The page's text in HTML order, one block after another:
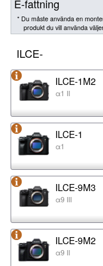
E-fattning
* Du måste använda en
produkt du vill använda
ILCE-
ILCE-1M2
α1 II
ILCE-1
α1
ILCE-9M3
α9 III
ILCE-9M2
α9 II